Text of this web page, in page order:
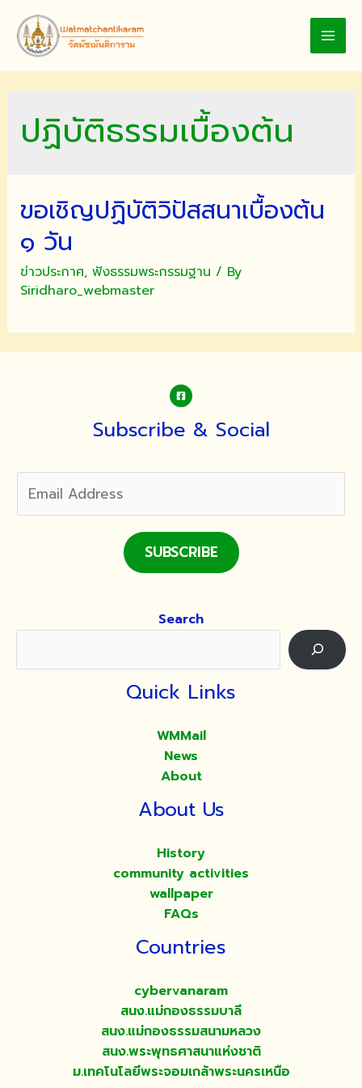
content
ปฏิบัติธรรมเบื้องต้น
ขอเชิญปฏิบัติวิปัสสนาเบื้องต้น
๑ วัน
ข่าวประกาศ, ฟังธรรมพระกรรมฐาน / By
Siridharo_webmaster
Subscribe & Social
SUBSCRIBE
Search
Quick Links
WMMail
News
About
About Us
History
community activities
wallpaper
FAQs
Countries
cybervanaram
สนง.แม่กองธรรมบาลี
สนง.แม่กองธรรมสนามหลวง
สนง.พระพุทธศาสนาแห่งชาติ
ม.เทคโนโลยีพระจอมเกล้าพระนครเหนือ